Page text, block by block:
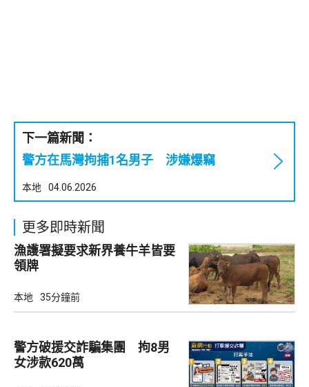
下一篇新聞：
警方在馬灣拘捕1名男子 涉嫌爆竊
本地 04.06.2026
更多即時新聞
漁護署擬要求新界養牛羊皆要
領牌
本地 35分鐘前
警方破援交詐騙集團 拘8男
女涉款620萬